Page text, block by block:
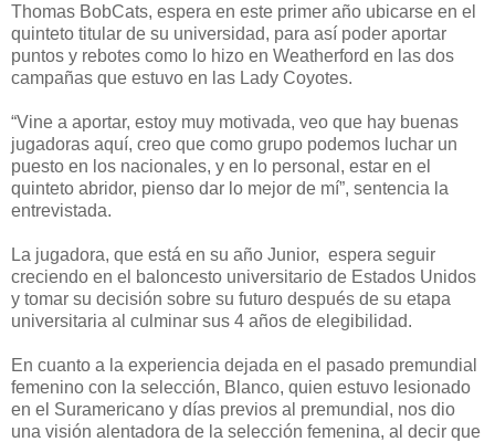
Thomas BobCats, espera en este primer año ubicarse en el
quinteto titular de su universidad, para así poder aportar
puntos y rebotes como lo hizo en Weatherford en las dos
campañas que estuvo en las Lady Coyotes.
“Vine a aportar, estoy muy motivada, veo que hay buenas
jugadoras aquí, creo que como grupo podemos luchar un
puesto en los nacionales, y en lo personal, estar en el
quinteto abridor, pienso dar lo mejor de mí”, sentencia la
entrevistada.
La jugadora, que está en su año Junior, espera seguir
creciendo en el baloncesto universitario de Estados Unidos
y tomar su decisión sobre su futuro después de su etapa
universitaria al culminar sus 4 años de elegibilidad.
En cuanto a la experiencia dejada en el pasado premundial
femenino con la selección, Blanco, quien estuvo lesionado
en el Suramericano y días previos al premundial, nos dio
una visión alentadora de la selección femenina, al decir que